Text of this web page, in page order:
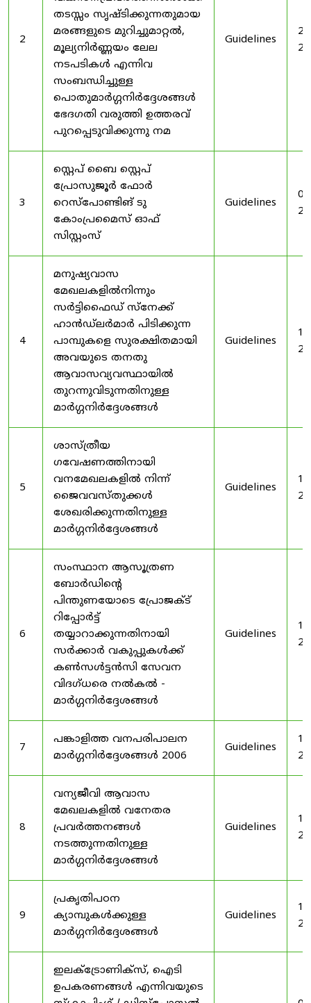
2
തടസ്സം സൃഷ്ടിക്കുന്നതുമായ
മരങ്ങളുടെ മുറിച്ചുമാറ്റൽ,
മൂല്യനിർണ്ണയം ലേല
നടപടികൾ എന്നിവ
സംബന്ധിച്ചുള്ള
പൊതുമാർഗ്ഗനിർദ്ദേശങ്ങൾ
ഭേദഗതി വരുത്തി ഉത്തരവ്
പുറപ്പെടുവിക്കുന്നു നമ
Guidelines
3
സ്റ്റെപ് ബൈ സ്റ്റെപ്
പ്രോസുജൂർ ഫോർ
റെസ്‌പോണ്ടിങ് ടു
കോംപ്രമൈസ് ഓഫ്
സിസ്റ്റംസ്
Guidelines
4
മനുഷ്യവാസ
മേഖലകളിൽനിന്നും
സർട്ടിഫൈഡ് സ്നേക്ക്
ഹാൻഡ്‌ലർമാർ പിടിക്കുന്ന
പാമ്പുകളെ സുരക്ഷിതമായി
അവയുടെ തനതു
ആവാസവ്യവസ്ഥായിൽ
തുറന്നുവിടുന്നതിനുള്ള
മാർഗ്ഗനിർദ്ദേശങ്ങൾ
Guidelines
5
ശാസ്ത്രീയ
ഗവേഷണത്തിനായി
വനമേഖലകളിൽ നിന്ന്
ജൈവവസ്തുക്കൾ
ശേഖരിക്കുന്നതിനുള്ള
മാർഗ്ഗനിർദ്ദേശങ്ങൾ
Guidelines
6
സംസ്ഥാന ആസൂത്രണ
ബോർഡിൻ്റെ
പിന്തുണയോടെ പ്രോജക്ട്
റിപ്പോർട്ട്
തയ്യാറാക്കുന്നതിനായി
സർക്കാർ വകുപ്പുകൾക്ക്
കൺസൾട്ടൻസി സേവന
വിദഗ്ധരെ നൽകൽ -
മാർഗ്ഗനിർദ്ദേശങ്ങൾ
Guidelines
7
പങ്കാളിത്ത വനപരിപാലന
മാർഗ്ഗനിർദ്ദേശങ്ങൾ 2006
Guidelines
8
വന്യജീവി ആവാസ
മേഖലകളിൽ വനേതര
പ്രവർത്തനങ്ങൾ
നടത്തുന്നതിനുള്ള
മാർഗ്ഗനിർദ്ദേശങ്ങൾ
Guidelines
9
പ്രകൃതിപഠന
ക്യാമ്പുകൾക്കുള്ള
മാർഗ്ഗനിർദ്ദേശങ്ങൾ
Guidelines
ഇലക്‌ട്രോണിക്‌സ്, ഐടി
ഉപകരണങ്ങൾ എന്നിവയുടെ